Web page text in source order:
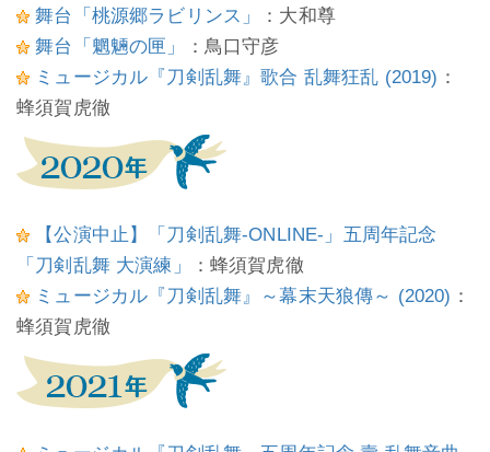
舞台「桃源郷ラビリンス」
：大和尊
舞台「魍魎の匣」
：鳥口守彦
ミュージカル『刀剣乱舞』歌合 乱舞狂乱 (2019) ：
蜂須賀虎徹
【公演中止】「刀剣乱舞-ONLINE-」五周年記念
「刀剣乱舞 大演練」
：蜂須賀虎徹
ミュージカル『刀剣乱舞』～幕末天狼傳～ (2020) ：
蜂須賀虎徹